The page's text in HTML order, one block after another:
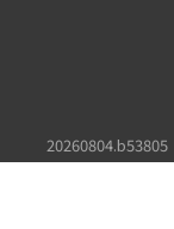
20260804.b53805